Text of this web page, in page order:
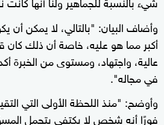
وأضاف البيان: "بالتالي، لا يمكن أن
أكبر مما هو عليه، خاصة أن ذلك كان
عالية، واجتهاد، ومستوى من الخبرة أكد
في مجاله".
وأوضح: "منذ اللحظة الأولى التي
فورًا أنه شخص لا يكتفي بتحمل